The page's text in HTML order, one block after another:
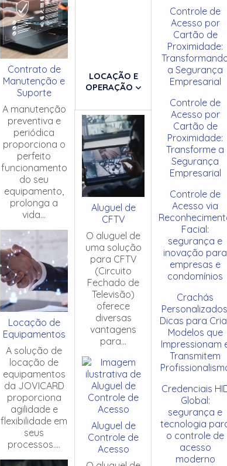
Contrato de
Manutenção e
Suporte
A manutenção
preventiva e
periódica
proporciona o
perfeito
funcionamento
do seu
equipamento,
prolonga a
vida...
Locação de
Equipamentos
A solução de
locação de
equipamentos
da JOVICARD
proporciona
agilidade e
flexibilidade em
seus
processos....
LOCAÇÃO E
OPERAÇÃO
Aluguel de
CFTV
O aluguel de
uma solução
para CFTV
(Circuito
Fechado de
Televisão)
oferece
diversas
vantagens
para...
Aluguel de
Controle de
Acesso
Controle de
Acesso por
Cartão de
Proximidade:
a Segurança
Empresarial
Controle de
Acesso por
Cartão de
Proximidade:
Transforme a
Segurança
Empresarial
Controle de
Acesso via
Facial:
segurança e
inovação para
empresas e
condomínios
Crachás
Dicas para
Modelos que
Impressionam
Transmitem
Credenciais
Global:
segurança e
tecnologia
o controle de
acesso
moderno